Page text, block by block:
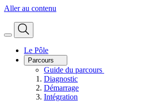
Aller au contenu
Le Pôle
Parcours
Guide du parcours
Diagnostic
Démarrage
Intégration